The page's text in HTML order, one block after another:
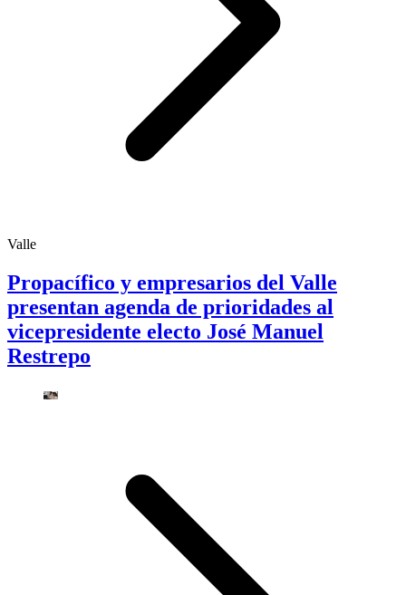
Valle
Propacífico y empresarios del Valle
presentan agenda de prioridades al
vicepresidente electo José Manuel
Restrepo